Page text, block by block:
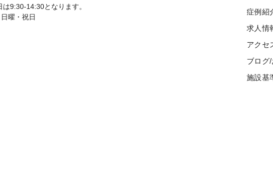
9:30-14:30となります。
曜・祝日
症例紹
求人情
アクセ
ブログ
施設基